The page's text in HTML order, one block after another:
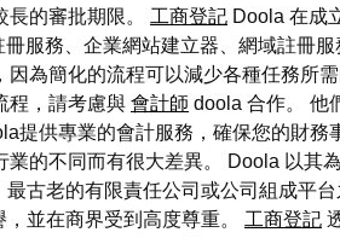
的審批期限。 工商登記 Doola 在成
服務、企業網站建立器、網域註冊
為簡化的流程可以減少各種任務所
程，請考慮與 會計師 doola 合作。 他
提供專業的會計服務，確保您的財
的不同而有很大差異。 Doola 以其
古老的有限責任公司或公司組成平
並在商界受到高度尊重。 工商登記